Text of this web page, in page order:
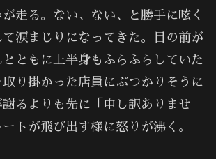
走る。ない、ない、と勝手に呟く
涙まじりになってきた。目の前が
ともに上半身もふらふらしていた
り掛かった店員にぶつかりそうに
るよりも先に「申し訳ありませ
トが飛び出す様に怒りが沸く。